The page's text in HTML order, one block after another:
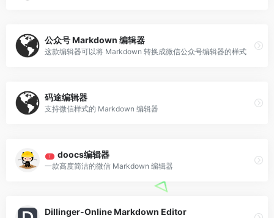
公众号 Markdown 编辑器
这款编辑器可以将 Markdown 转换成微信公众号编辑器的样式
码途编辑器
支持微信样式的 Markdown 编辑器
T doocs编辑器
一款高度简洁的微信 Markdown 编辑器
Dillinger-Online Markdown Editor